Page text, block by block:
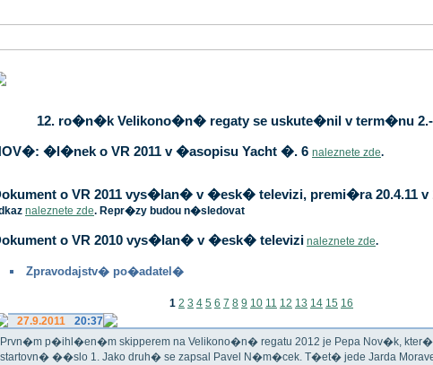
12. ro�n�k Velikono�n� regaty se uskute�nil v term�nu 2.-
�l�nek o VR 2011 v �asopisu Yacht �. 6 naleznete zde.
o VR 2011 vys�lan� v �esk� televizi, premi�ra 20.4.11 v
naleznete zde. Repr�zy budou n�sledovat
o VR 2010 vys�lan� v �esk� televizi naleznete zde.
Zpravodajstv� po�adatel�
1 2 3 4 5 6 7 8 9 10 11 12 13 14 15 16
27.9.2011
20:37
Prvn�m p�ihl�en�m skipperem na Velikono�n� regatu 2012 je Pepa Nov�k, kter�
startovn� ��slo 1. Jako druh� se zapsal Pavel N�m�cek. T�et� jede Jarda